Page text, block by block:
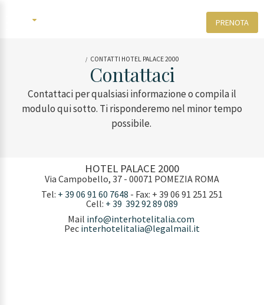
PRENOTA
CONTATTI HOTEL PALACE 2000
Contattaci
Contattaci per qualsiasi informazione o compila il
modulo qui sotto. Ti risponderemo nel minor tempo
possibile.
HOTEL PALACE 2000
Via Campobello, 37 - 00071 POMEZIA ROMA
Tel: + 39 06 91 60 7648 - Fax: + 39 06 91 251 251
Cell: + 39 392 92 89 089
Mail info@interhotelitalia.com
Pec interhotelitalia@legalmail.it